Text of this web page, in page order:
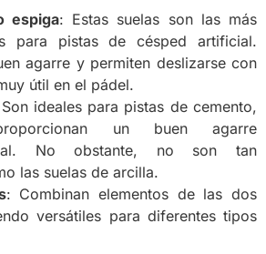
espiga: Estas suelas son las más
para pistas de césped artificial.
agarre y permiten deslizarse con
útil en el pádel.
ideales para pistas de cemento,
un buen agarre
No obstante, no son tan
las suelas de arcilla.
: Combinan elementos de las dos
versátiles para diferentes tipos